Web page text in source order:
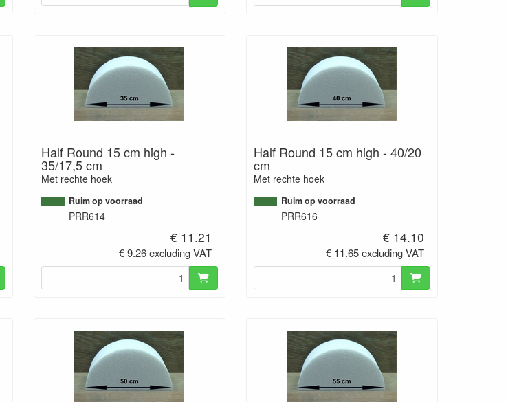
Half Round 15 cm high -
35/17,5 cm
Met rechte hoek
Ruim op voorraad
PRR614
€ 11.21
€ 9.26 excluding VAT
Half Round 15 cm high - 40/20
cm
Met rechte hoek
Ruim op voorraad
PRR616
€ 14.10
€ 11.65 excluding VAT